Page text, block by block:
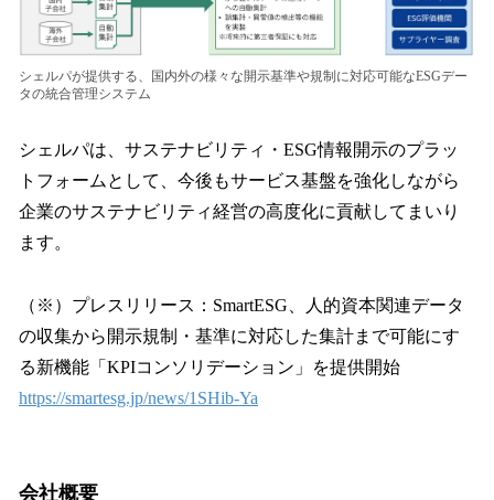
シェルパが提供する、国内外の様々な開示基準や規制に対応可能なESGデー
タの統合管理システム
シェルパは、サステナビリティ・ESG情報開示のプラッ
トフォームとして、今後もサービス基盤を強化しながら
企業のサステナビリティ経営の高度化に貢献してまいり
ます。
（※）プレスリリース：SmartESG、人的資本関連データ
の収集から開示規制・基準に対応した集計まで可能にす
る新機能「KPIコンソリデーション」を提供開始
https://smartesg.jp/news/1SHib-Ya
会社概要